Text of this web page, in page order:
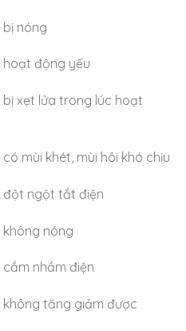
bị nóng
hoạt động yếu
bị xẹt lửa trong lúc hoạt
có mùi khét, mùi hôi khó chịu
đột ngột tắt điện
không nóng
cắm nhầm điện
không tăng giảm được